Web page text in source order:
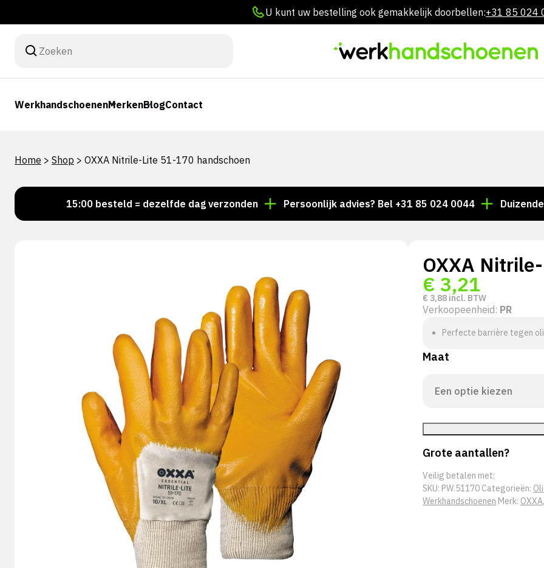
U kunt uw bestelling ook gemakkelijk doorbellen:+31 85 024
WerkhandschoenenMerkenBlogContact
Home > Shop > OXXA Nitrile-Lite 51-170 handschoen
Voor 15:00 besteld = dezelfde dag verzonden Persoonlijk advies? Bel +31 85 024 0044 Duizenden
OXXA
€ 3,21
€ 3,88 incl. BTW
Verkoopeenheid: PR
Perfecte barrière tegen
Maat
Grote aantallen?
Veilig betalen met:
SKU: PW.51170 Categorieën:
Werkhandschoenen Merk: OXXA,